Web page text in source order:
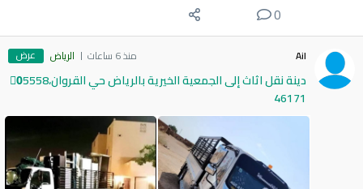
0
Ail منذ 6 ساعات الرياض عرض
دينة نقل اثاث إلى الجمعية الخيرية بالرياض حي القروان،0َ5558
46171